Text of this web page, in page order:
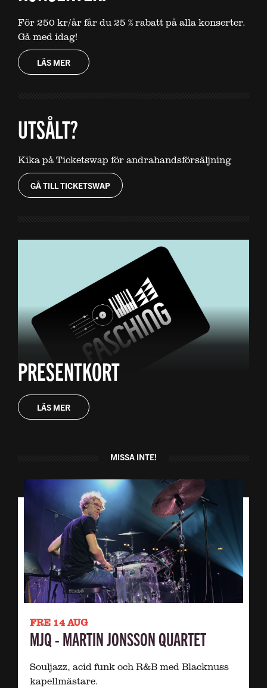
För 250 kr/år får du 25 % rabatt på alla konserter.
Gå med idag!
LÄS MER
UTSÅLT?
Kika på Ticketswap för andrahandsförsäljning
GÅ TILL TICKETSWAP
PRESENTKORT
LÄS MER
MISSA INTE!
FRE 14 AUG
MJQ - MARTIN JONSSON QUARTET
Souljazz, acid funk och R&B med Blacknuss
kapellmästare.